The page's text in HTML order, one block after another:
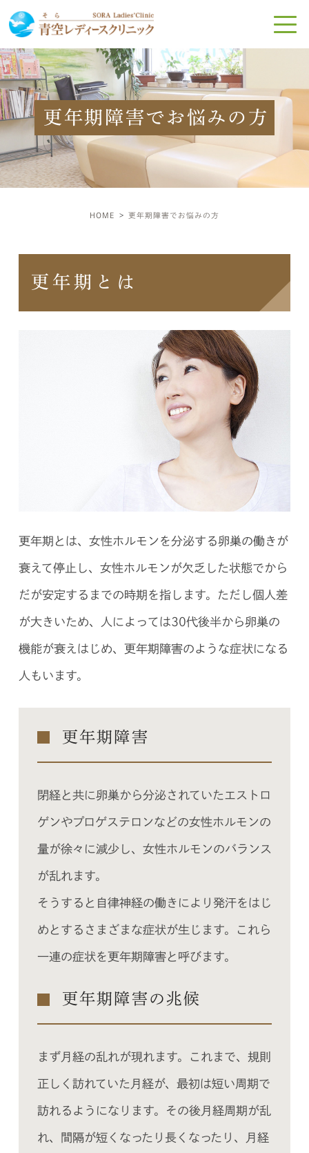
更年期障害でお悩みの方
HOME 更年期障害でお悩みの方
更年期とは
更年期とは、女性ホルモンを分泌する卵巣の働きが
衰えて停止し、女性ホルモンが欠乏した状態でから
だが安定するまでの時期を指します。ただし個人差
が大きいため、人によっては30代後半から卵巣の
機能が衰えはじめ、更年期障害のような症状になる
人もいます。
更年期障害
閉経と共に卵巣から分泌されていたエストロ
ゲンやプロゲステロンなどの女性ホルモンの
量が徐々に減少し、女性ホルモンのバランス
が乱れます。
そうすると自律神経の働きにより発汗をはじ
めとするさまざまな症状が生じます。これら
一連の症状を更年期障害と呼びます。
更年期障害の兆候
まず月経の乱れが現れます。これまで、規則
正しく訪れていた月経が、最初は短い周期で
訪れるようになります。その後月経周期が乱
れ、間隔が短くなったり長くなったり、月経